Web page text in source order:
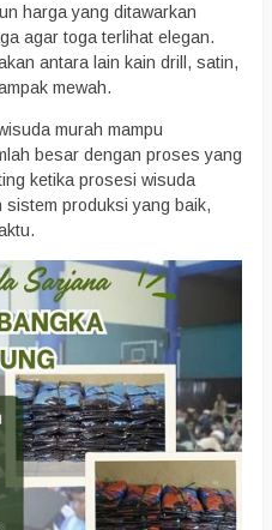
harga yang ditawarkan
agar toga terlihat elegan.
antara lain kain drill, satin,
mewah.
murah mampu
besar dengan proses yang
ketika prosesi wisuda
sistem produksi yang baik,